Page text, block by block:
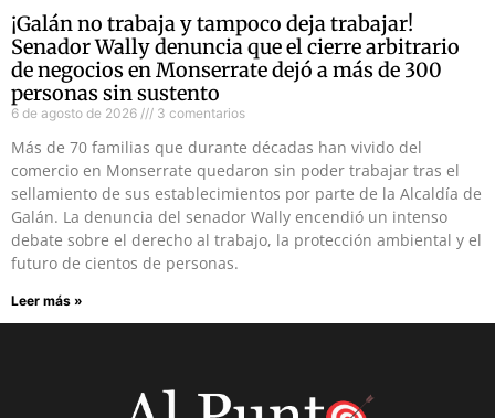
¡Galán no trabaja y tampoco deja trabajar!
Senador Wally denuncia que el cierre arbitrario
de negocios en Monserrate dejó a más de 300
personas sin sustento
6 de agosto de 2026 3 comentarios
Más de 70 familias que durante décadas han vivido del
comercio en Monserrate quedaron sin poder trabajar tras el
sellamiento de sus establecimientos por parte de la Alcaldía de
Galán. La denuncia del senador Wally encendió un intenso
debate sobre el derecho al trabajo, la protección ambiental y el
futuro de cientos de personas.
Leer más »